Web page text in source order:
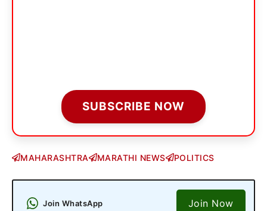
SUBSCRIBE NOW
MAHARASHTRA MARATHI NEWS POLITICS
Join WhatsApp Join Now